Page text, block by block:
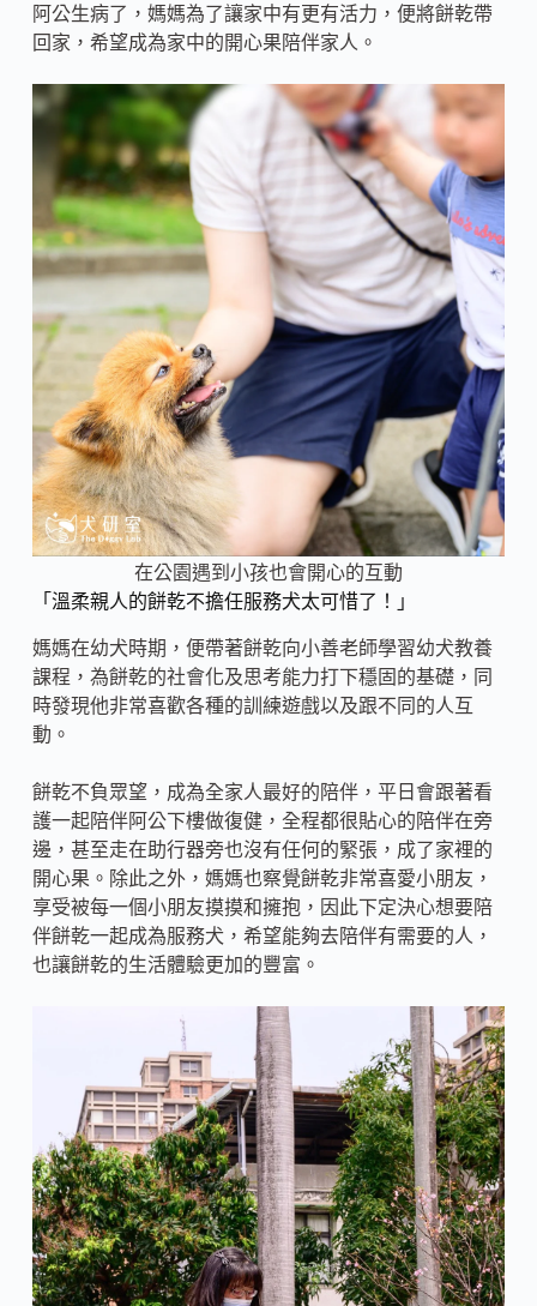
阿公生病了，媽媽為了讓家中有更有活力，便將餅乾帶
回家，希望成為家中的開心果陪伴家人。
在公園遇到小孩也會開心的互動
「溫柔親人的餅乾不擔任服務犬太可惜了！」
媽媽在幼犬時期，便帶著餅乾向小善老師學習幼犬教養
課程，為餅乾的社會化及思考能力打下穩固的基礎，同
時發現他非常喜歡各種的訓練遊戲以及跟不同的人互
動。
餅乾不負眾望，成為全家人最好的陪伴，平日會跟著看
護一起陪伴阿公下樓做復健，全程都很貼心的陪伴在旁
邊，甚至走在助行器旁也沒有任何的緊張，成了家裡的
開心果。除此之外，媽媽也察覺餅乾非常喜愛小朋友，
享受被每一個小朋友摸摸和擁抱，因此下定決心想要陪
伴餅乾一起成為服務犬，希望能夠去陪伴有需要的人，
也讓餅乾的生活體驗更加的豐富。